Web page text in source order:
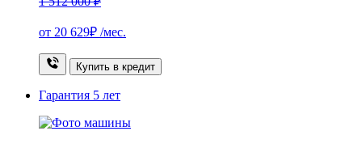
от 20 629₽ /мес.
Купить в кредит
Гарантия 5 лет